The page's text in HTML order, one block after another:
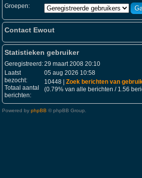
Groepen:
Contact Ewout
Statistieken gebruiker
Geregistreerd:29 maart 2008 20:10
Laatst
bezocht:
05 aug 2026 10:58
Totaal aantal
berichten:
10448 | Zoek berichten van
(0.79% van alle berichten / 1.56
Powered by phpBB © phpBB Group.